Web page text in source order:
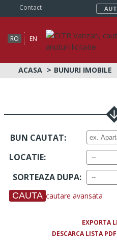
Contact
RO EN
ACASA BUNURI IMOBILE
BUN CAUTAT:
LOCATIE:
SORTEAZA DUPA:
cautare avansata
EXPORTA
DESCARCA LISTA